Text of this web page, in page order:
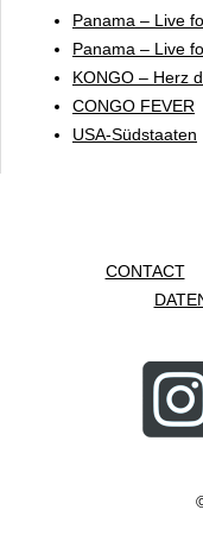
Panama – Live
Panama – Live
KONGO – Herz
CONGO FEVER
USA-Südstaaten
CONTACT